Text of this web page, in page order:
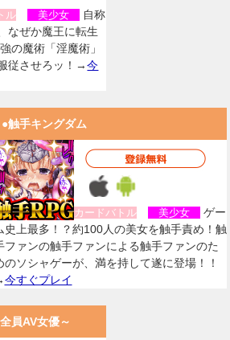
ル 美少女
自称
なぜか魔王に転生
の魔術「淫魔術」
従させろッ！→今
●触手キングダム
カードバトル 美少女
ゲー
史上最多！？約100人の美女を触手責め！触
ファンの触手ファンによる触手ファンのた
のソシャゲーが、満を持して遂に登場！！
今すぐプレイ
員AV女優～